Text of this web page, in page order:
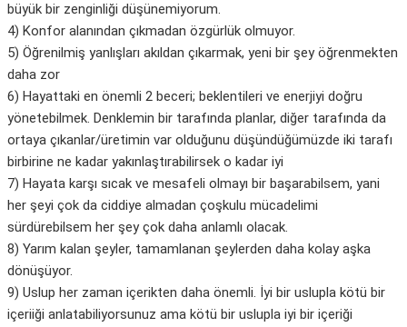
büyük bir zenginliği düşünemiyorum.
4) Konfor alanından çıkmadan özgürlük olmuyor.
5) Öğrenilmiş yanlışları akıldan çıkarmak, yeni bir şey öğrenmekten
daha zor
6) Hayattaki en önemli 2 beceri; beklentileri ve enerjiyi doğru
yönetebilmek. Denklemin bir tarafında planlar, diğer tarafında da
ortaya çıkanlar/üretimin var olduğunu düşündüğümüzde iki tarafı
birbirine ne kadar yakınlaştırabilirsek o kadar iyi
7) Hayata karşı sıcak ve mesafeli olmayı bir başarabilsem, yani
her şeyi çok da ciddiye almadan çoşkulu mücadelimi
sürdürebilsem her şey çok daha anlamlı olacak.
8) Yarım kalan şeyler, tamamlanan şeylerden daha kolay aşka
dönüşüyor.
9) Uslup her zaman içerikten daha önemli. İyi bir uslupla kötü bir
içeriiği anlatabiliyorsunuz ama kötü bir uslupla iyi bir içeriği